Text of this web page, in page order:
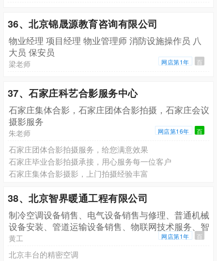
36、北京锦晟源教育咨询有限公司
物业经理 项目经理 物业管理师 消防设施操作员 八
大员 保安员
梁老师 网店第1年 百
37、石家庄科艺合影服务中心
石家庄集体合影，石家庄团体合影拍摄，石家庄会议
摄影服务
朱老师 网店第16年 百
石家庄团体合影拍摄服务，给您满意效果
石家庄毕业合影拍摄承接，用心服务每一位客户
石家庄集体合影摄影，上门拍摄经验丰富
38、北京智界暖通工程有限公司
制冷空调设备销售、电气设备销售与修理、普通机械
设备安装、管道运输设备销售、物联网技术服务、智
能仪器仪
黄工 网店第1年 百
北京丰台的精密空调